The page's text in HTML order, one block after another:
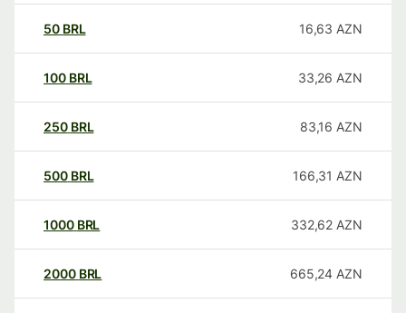
50 BRL 16,63 AZN
100 BRL 33,26 AZN
250 BRL 83,16 AZN
500 BRL 166,31 AZN
1000 BRL 332,62 AZN
2000 BRL 665,24 AZN